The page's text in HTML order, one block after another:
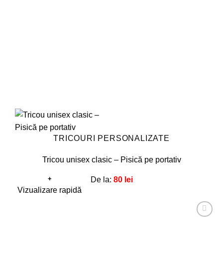
+
Acest
Vizualizare rapidă
TRICOURI PERSONALIZATE
Tricou unisex clasic – Pisică pe portativ
De la: 80 lei